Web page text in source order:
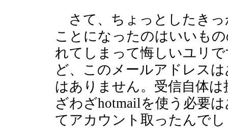
さて、ちょっとしたきっ
ことになったのはいいも
れてしまって悔しいユリ
ど、このメールアドレス
はありません。受信自体
ざわざhotmailを使う必要
てアカウント取ったんで